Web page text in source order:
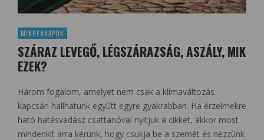
MINDENNAPOK
SZÁRAZ LEVEGŐ, LÉGSZÁRAZSÁG, ASZÁLY, MIK
EZEK?
Három fogalom, amelyet nem csak a klímaváltozás
kapcsán hallhatunk együtt egyre gyakrabban. Ha érzelmekre
ható hatásvadász csattanóval nyitjuk a cikket, akkor most
mindenkit arra kérünk, hogy csukja be a szemét és nézzünk